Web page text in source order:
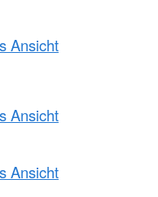
Ansicht
Ansicht
Ansicht